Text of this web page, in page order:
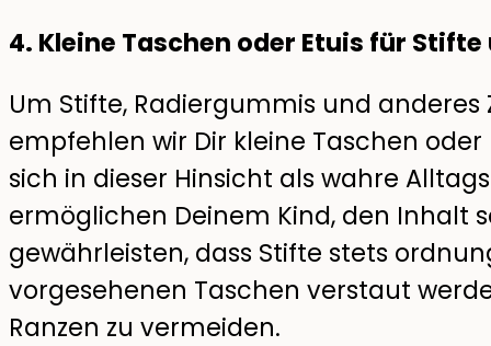
4. Kleine Taschen oder Etuis für
Um Stifte, Radiergummis und
empfehlen wir Dir kleine Taschen
sich in dieser Hinsicht als wahre
ermöglichen Deinem Kind, den Inhalt
gewährleisten, dass Stifte stets
vorgesehenen Taschen verstaut
Ranzen zu vermeiden.